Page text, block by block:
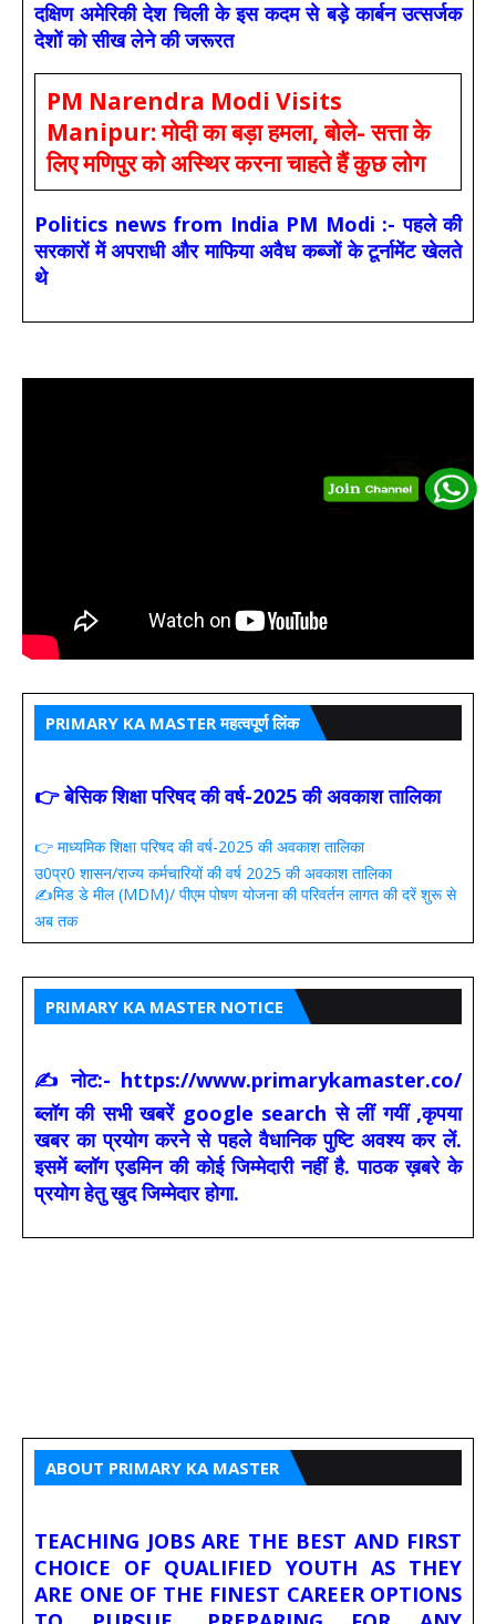
दक्षिण अमेरिकी देश चिली के इस कदम से बड़े कार्बन उत्सर्जक
देशों को सीख लेने की जरूरत
PM Narendra Modi Visits
Manipur: मोदी का बड़ा हमला, बोले- सत्ता के
लिए मणिपुर को अस्थिर करना चाहते हैं कुछ लोग
Politics news from India PM Modi :- पहले की
सरकारों में अपराधी और माफिया अवैध कब्जों के टूर्नामेंट खेलते
थे
PRIMARY KA MASTER महत्वपूर्ण लिंक
👉 बेसिक शिक्षा परिषद की वर्ष-2025 की अवकाश तालिका
👉 माध्यमिक शिक्षा परिषद की वर्ष-2025 की अवकाश तालिका
उ0प्र0 शासन/राज्य कर्मचारियों की वर्ष 2025 की अवकाश तालिका
✍️मिड डे मील (MDM)/ पीएम पोषण योजना की परिवर्तन लागत की दरें शुरू से
अब तक
PRIMARY KA MASTER NOTICE
✍ नोट:- https://www.primarykamaster.co/
ब्लॉग की सभी खबरें google search से लीं गयीं ,कृपया
खबर का प्रयोग करने से पहले वैधानिक पुष्टि अवश्य कर लें.
इसमें ब्लॉग एडमिन की कोई जिम्मेदारी नहीं है. पाठक ख़बरे के
प्रयोग हेतु खुद जिम्मेदार होगा.
ABOUT PRIMARY KA MASTER
TEACHING JOBS ARE THE BEST AND FIRST
CHOICE OF QUALIFIED YOUTH AS THEY
ARE ONE OF THE FINEST CAREER OPTIONS